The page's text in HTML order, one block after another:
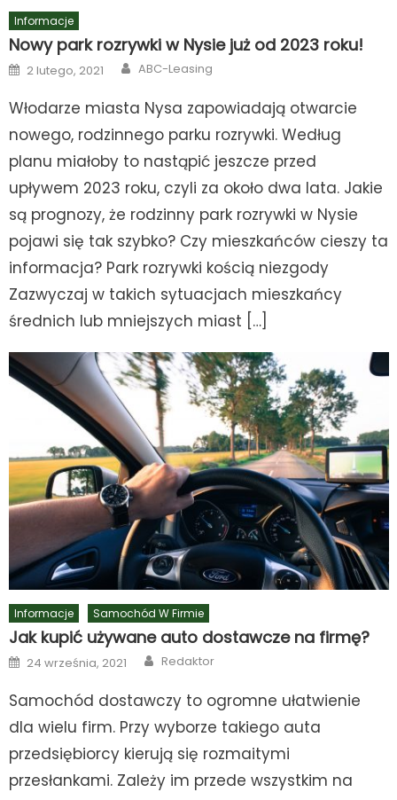
Informacje
Nowy park rozrywki w Nysie już od 2023 roku!
Posted
on
2 lutego, 2021 Author
ABC-Leasing
Włodarze miasta Nysa zapowiadają otwarcie
nowego, rodzinnego parku rozrywki. Według
planu miałoby to nastąpić jeszcze przed
upływem 2023 roku, czyli za około dwa lata. Jakie
są prognozy, że rodzinny park rozrywki w Nysie
pojawi się tak szybko? Czy mieszkańców cieszy ta
informacja? Park rozrywki kością niezgody
Zazwyczaj w takich sytuacjach mieszkańcy
średnich lub mniejszych miast […]
Informacje Samochód W Firmie
Jak kupić używane auto dostawcze na firmę?
Posted
on
24 września, 2021 Author
Redaktor
Samochód dostawczy to ogromne ułatwienie
dla wielu firm. Przy wyborze takiego auta
przedsiębiorcy kierują się rozmaitymi
przesłankami. Zależy im przede wszystkim na